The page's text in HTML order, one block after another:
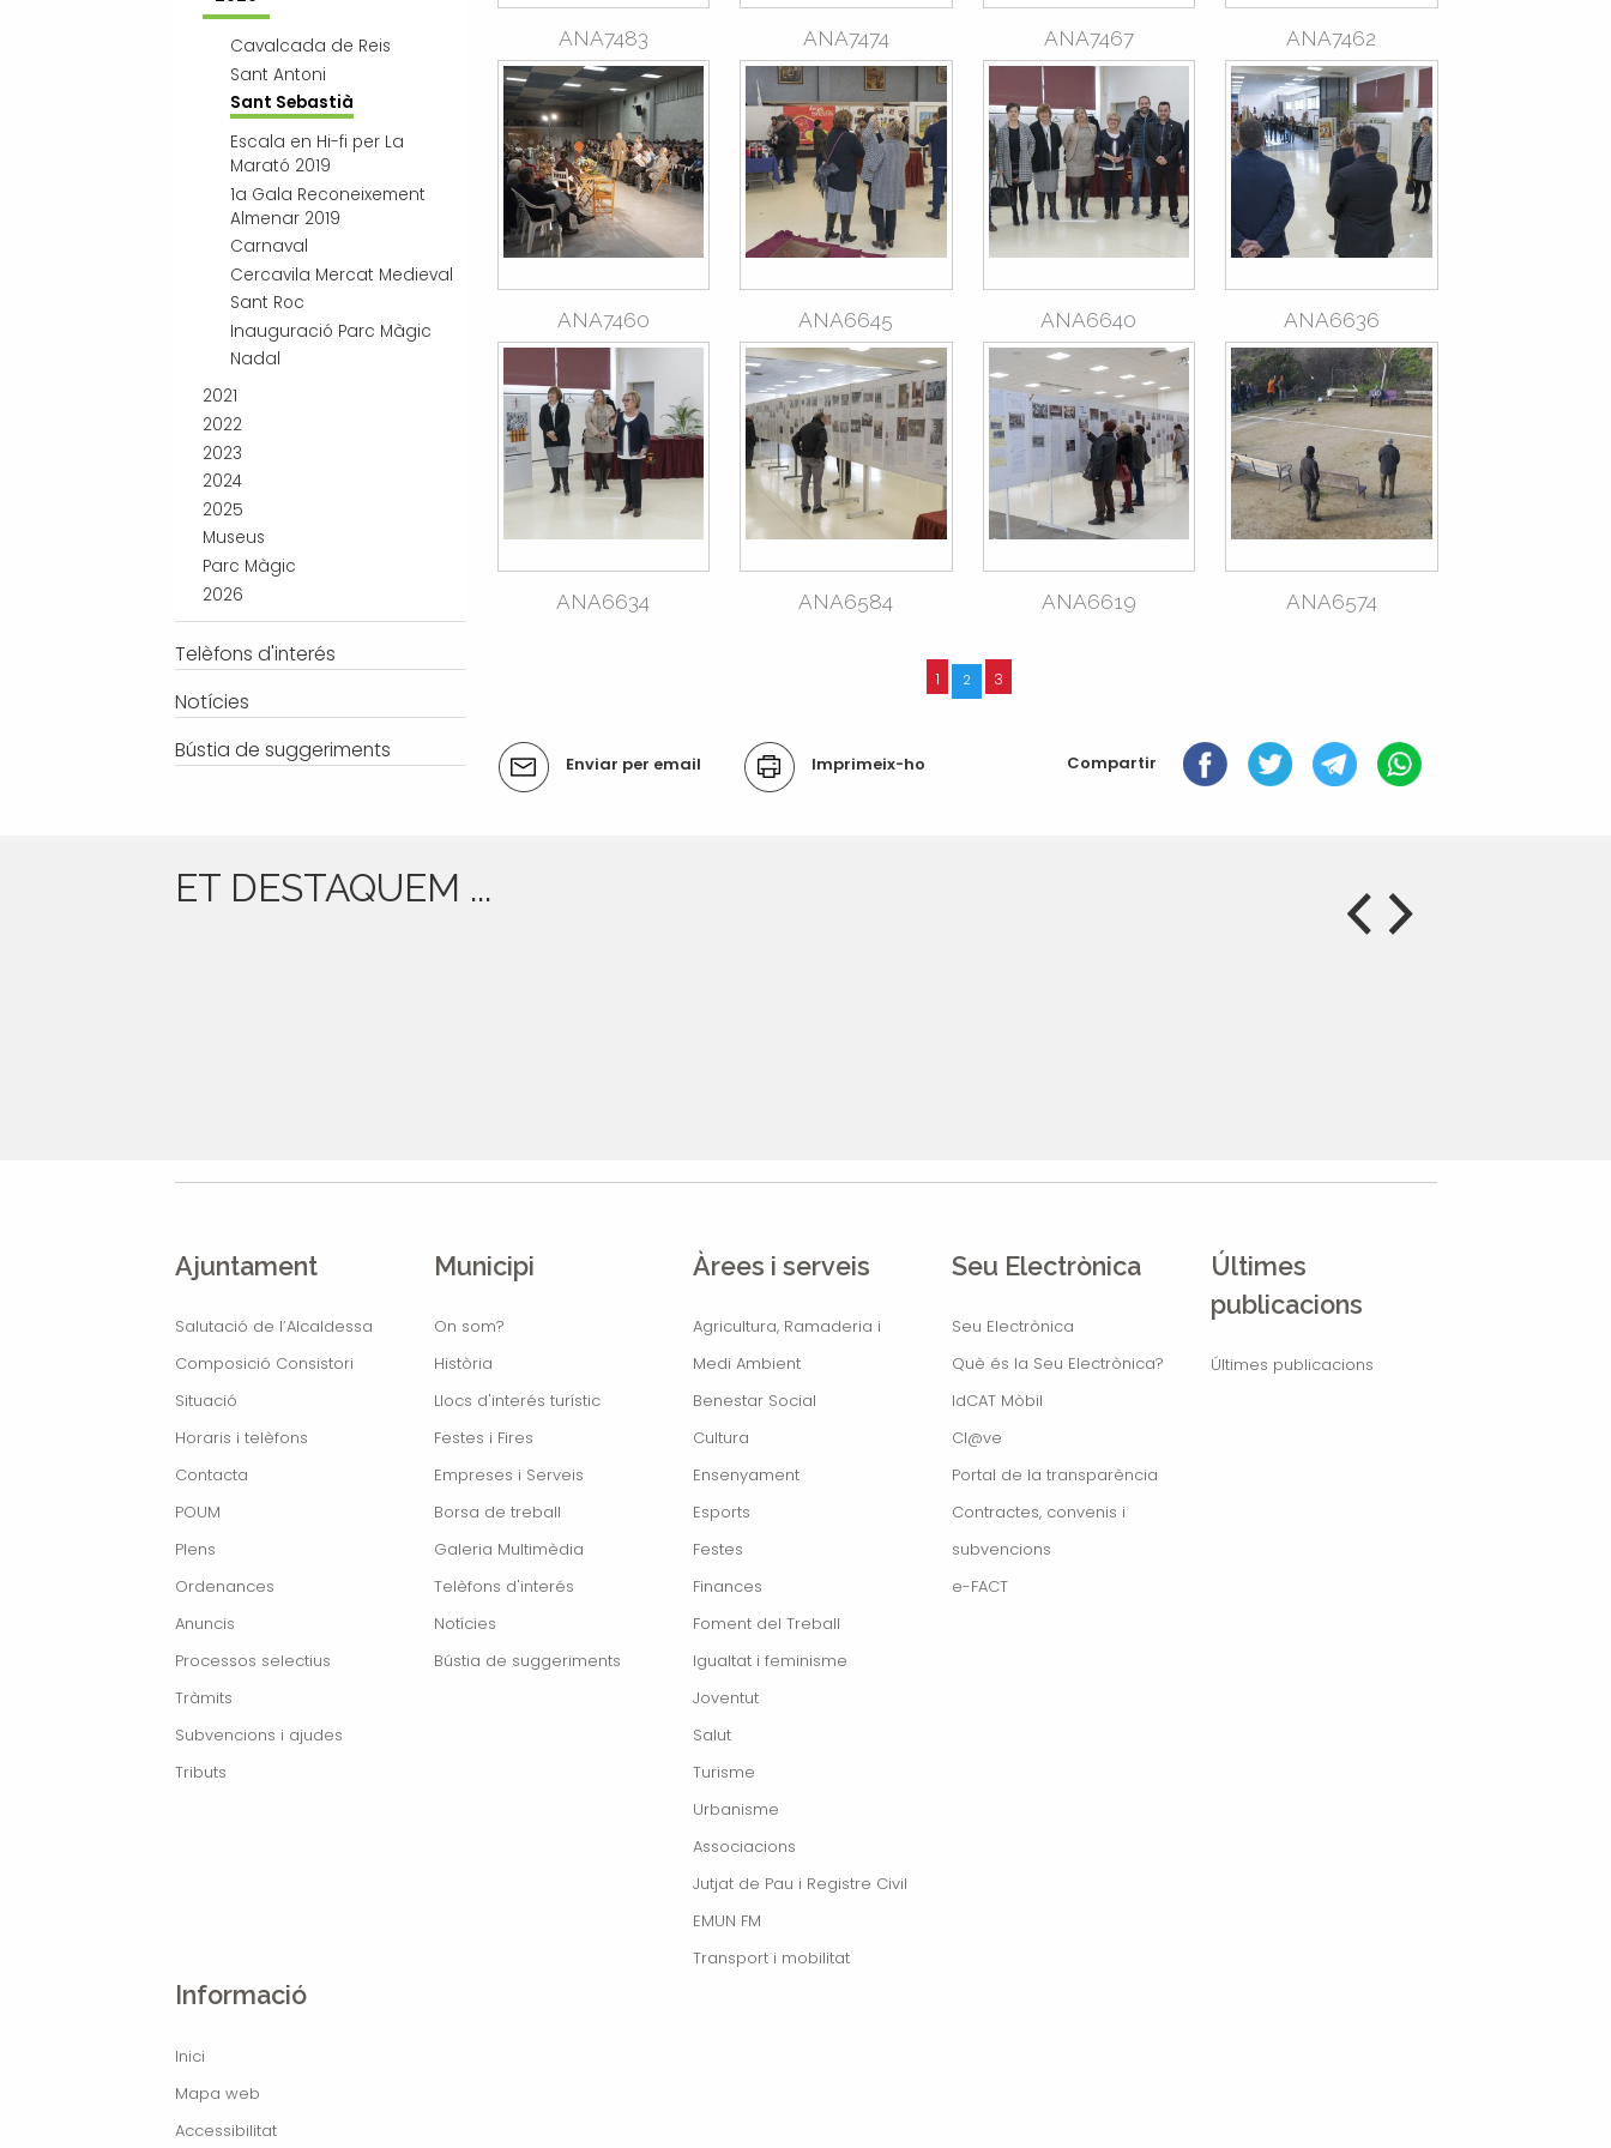
Cavalcada de Reis
Sant Antoni
Sant Sebastià
Escala en Hi-fi per La
Marató 2019
1a Gala Reconeixement
Almenar 2019
Carnaval
Cercavila Mercat Medieval
Sant Roc
Inauguració Parc Màgic
Nadal
2021
2022
2023
2024
2025
Museus
Parc Màgic
2026
Telèfons d'interés
Notícies
Bústia de suggeriments
ANA7483 ANA7474 ANA7467 ANA7462
ANA7460 ANA6645 ANA6640 ANA6636
ANA6634 ANA6584 ANA6619 ANA6574
1 2 3
Accions
del
Enviar per email Imprimeix-ho Compartir
ET DESTAQUEM ...
Ajuntament
Salutació de l’Alcaldessa
Composició Consistori
Situació
Horaris i telèfons
Contacta
POUM
Plens
Ordenances
Anuncis
Processos selectius
Tràmits
Subvencions i ajudes
Tributs
Municipi
On som?
Història
Llocs d'interés turístic
Festes i Fires
Empreses i Serveis
Borsa de treball
Galeria Multimèdia
Telèfons d'interés
Notícies
Bústia de suggeriments
Àrees i serveis
Agricultura, Ramaderia i
Medi Ambient
Benestar Social
Cultura
Ensenyament
Esports
Festes
Finances
Foment del Treball
Igualtat i feminisme
Joventut
Salut
Turisme
Urbanisme
Associacions
Jutjat de Pau i Registre Civil
EMUN FM
Transport i mobilitat
Seu Electrònica
Seu Electrònica
Què és la Seu Electrònica?
IdCAT Mòbil
Cl@ve
Portal de la transparència
Contractes, convenis i
subvencions
e-FACT
Últimes
publicacions
Últimes publicacions
Informació
Inici
Mapa web
Accessibilitat